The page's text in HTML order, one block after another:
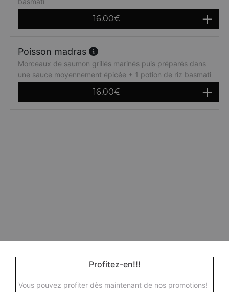
16.00€
Poisson madras
Morceaux de saumon grillés marinés puis préparés dans
une sauce moyennement épicée + 1 potion de riz basmati
16.00€
Profitez-en!!!
Vous pouvez profiter dès maintenant de nos promotions!